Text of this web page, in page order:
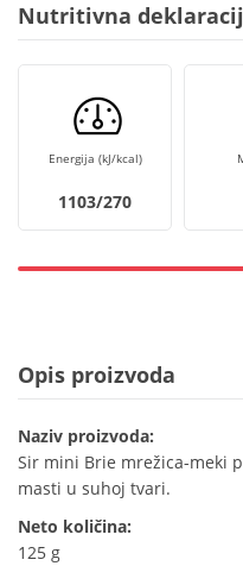
Nutritivna
Energija (kJ/kcal)
1103/270
Opis proizvoda
Naziv proizvoda:
Sir mini Brie mrežica-meki
masti u suhoj tvari.
Neto količina:
125 g